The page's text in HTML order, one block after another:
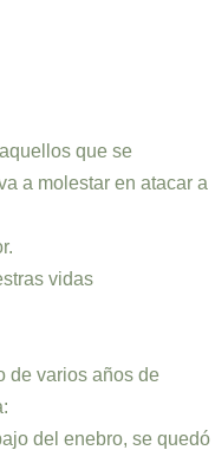
que se
a molestar en atacar a
vidas
de varios años de
del enebro, se quedó